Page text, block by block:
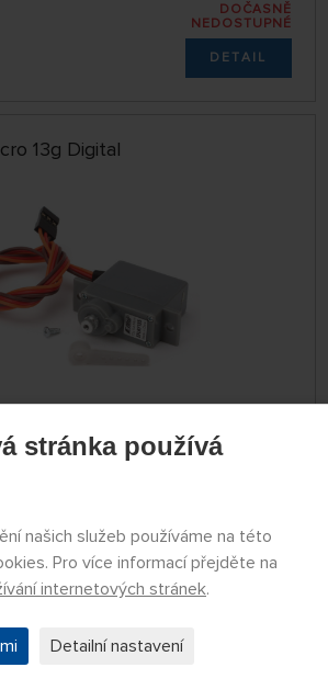
DOČASNĚ
NEDOSTUPNÉ
DETAIL
13g Digital
NEDOSTUPNÉ
37g
stránka používá
našich služeb používáme na této
Pro více informací přejděte na
internetových stránek.
Detailní nastavení